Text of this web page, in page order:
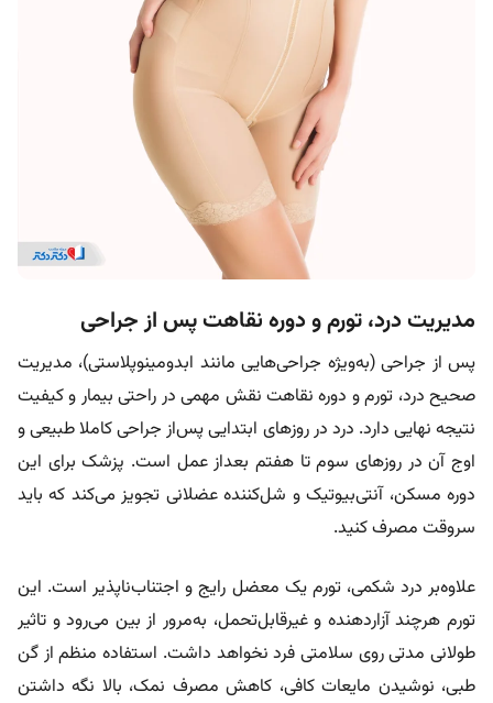
مدیریت درد، تورم و دوره نقاهت پس از جراحی
پس از جراحی (به‌ویژه جراحی‌هایی مانند ابدومینوپلاستی)، مدیریت
صحیح درد، تورم و دوره نقاهت نقش مهمی در راحتی بیمار و کیفیت
نتیجه نهایی دارد. درد در روزهای ابتدایی پس‌از جراحی کاملا طبیعی و
اوج آن در روزهای سوم تا هفتم بعداز عمل است. پزشک برای این
دوره مسکن، آنتی‌بیوتیک و شل‌کننده عضلانی تجویز می‌کند که باید
سروقت مصرف کنید.
علاوه‌بر درد شکمی، تورم یک معضل رایج و اجتناب‌ناپذیر است. این
تورم هرچند آزاردهنده‌ و غیرقابل‌تحمل، به‌مرور از بین می‌رود و تاثیر
طولانی مدتی روی سلامتی فرد نخواهد داشت. استفاده منظم از گن
طبی، نوشیدن مایعات کافی، کاهش مصرف نمک، بالا نگه داشتن